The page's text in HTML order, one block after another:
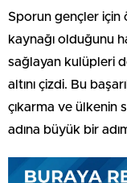
Sporun gençler için
kaynağı olduğunu
sağlayan kulüpleri
altını çizdi. Bu
çıkarma ve ülkenin
adına büyük bir